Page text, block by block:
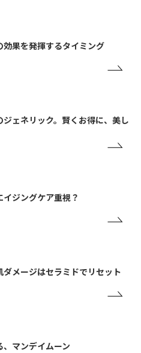
効果を発揮するタイミング
ジェネリック。賢くお得に、美し
ジングケア重視？
ダメージはセラミドでリセット
、マンデイムーン